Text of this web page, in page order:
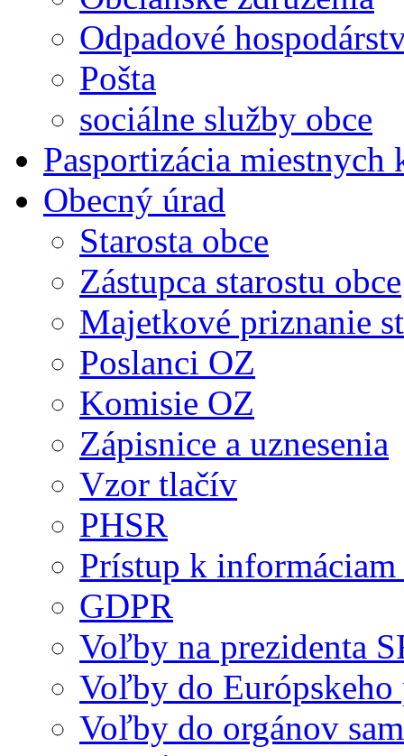
Odpadové
Pošta
sociálne služby obce
Pasportizácia
Obecný úrad
Starosta obce
Zástupca starostu obce
Majetkové priznanie
Poslanci OZ
Komisie OZ
Zápisnice a uznesenia
Vzor tlačív
PHSR
Prístup k
GDPR
Voľby na prezidenta
Voľby do Európskeho
Voľby do orgánov